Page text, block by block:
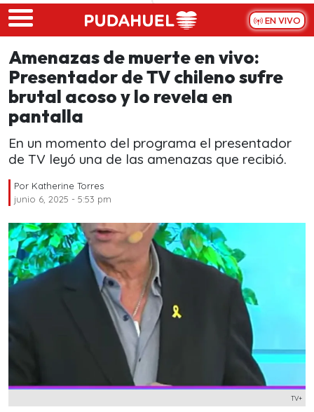
Skip to main content
EN VIVO
Amenazas de muerte en vivo:
Presentador de TV chileno sufre
brutal acoso y lo revela en
pantalla
En un momento del programa el presentador
de TV leyó una de las amenazas que recibió.
Por Katherine Torres
junio 6, 2025 - 5:53 pm
TV+